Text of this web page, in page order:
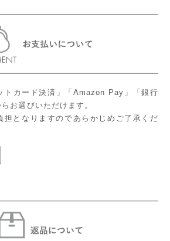
トカード決済」「Amazon Pay」「銀行
お選びいただけます。
となりますのであらかじめご了承くだ